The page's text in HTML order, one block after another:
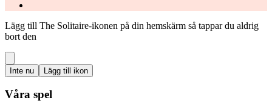
Lägg till The Solitaire-ikonen på din hemskärm så tappar du aldrig
bort den
Inte nu Lägg till ikon
Våra spel